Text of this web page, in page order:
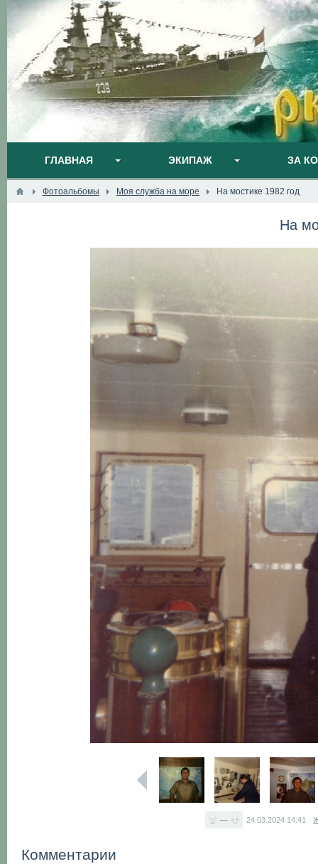
ГЛАВНАЯ ЭКИПАЖ ЗА
Фотоальбомы Моя служба на море На мостике 1982 год
На
— 24.03.2024 14:41
Комментарии